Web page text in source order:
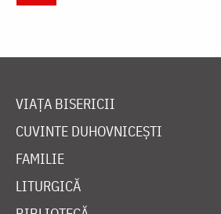
VIAȚA BISERICII
CUVINTE DUHOVNICEȘTI
FAMILIE
LITURGICĂ